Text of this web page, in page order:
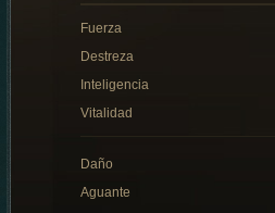
Fuerza
Destreza
Inteligencia
Vitalidad
Daño
Aguante